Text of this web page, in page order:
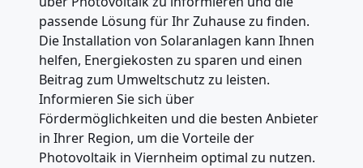
passende Lösung für Ihr Zuhause zu finden.
Die Installation von Solaranlagen kann Ihnen
helfen, Energiekosten zu sparen und einen
Beitrag zum Umweltschutz zu leisten.
Informieren Sie sich über
Fördermöglichkeiten und die besten Anbieter
in Ihrer Region, um die Vorteile der
Photovoltaik in Viernheim optimal zu nutzen.